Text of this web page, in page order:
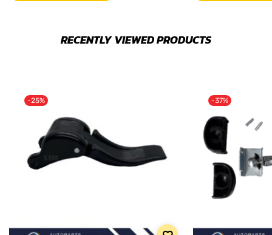
RECENTLY VIEWED PRODUCTS
-25% -37%